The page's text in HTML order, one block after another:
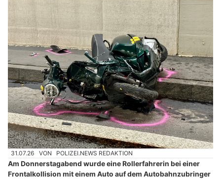
31.07.26 VON POLIZEI.NEWS REDAKTION
Am Donnerstagabend wurde eine Rollerfahrerin bei einer
Frontalkollision mit einem Auto auf dem Autobahnzubringer